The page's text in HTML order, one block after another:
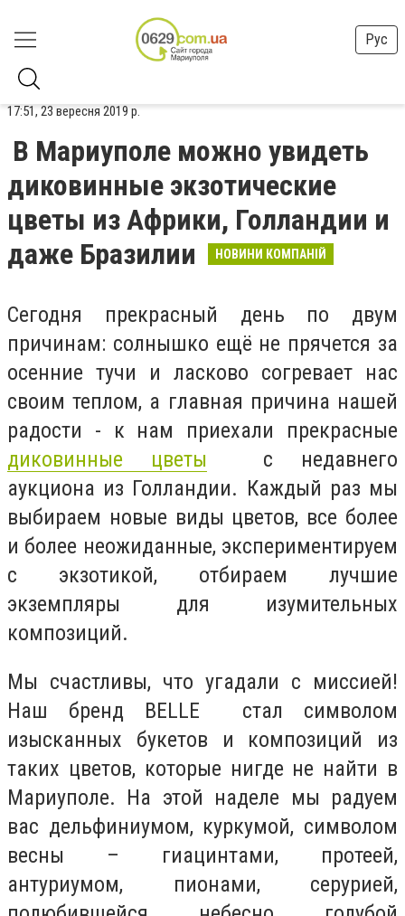
Рус
17:51, 23 вересня 2019 р.
В Мариуполе можно увидеть
диковинные экзотические
цветы из Африки, Голландии и
даже Бразилии
НОВИНИ КОМПАНІЙ
Сегодня прекрасный день по двум
причинам: солнышко ещё не прячется за
осенние тучи и ласково согревает нас
своим теплом, а главная причина нашей
радости - к нам приехали прекрасные
диковинные цветы с недавнего
аукциона из Голландии. Каждый раз мы
выбираем новые виды цветов, все более
и более неожиданные, экспериментируем
с экзотикой, отбираем лучшие
экземпляры для изумительных
композиций.
Мы счастливы, что угадали с миссией!
Наш бренд BELLE стал символом
изысканных букетов и композиций из
таких цветов, которые нигде не найти в
Мариуполе. На этой наделе мы радуем
вас дельфиниумом, куркумой, символом
весны – гиацинтами, протеей,
антуриумом, пионами, серурией,